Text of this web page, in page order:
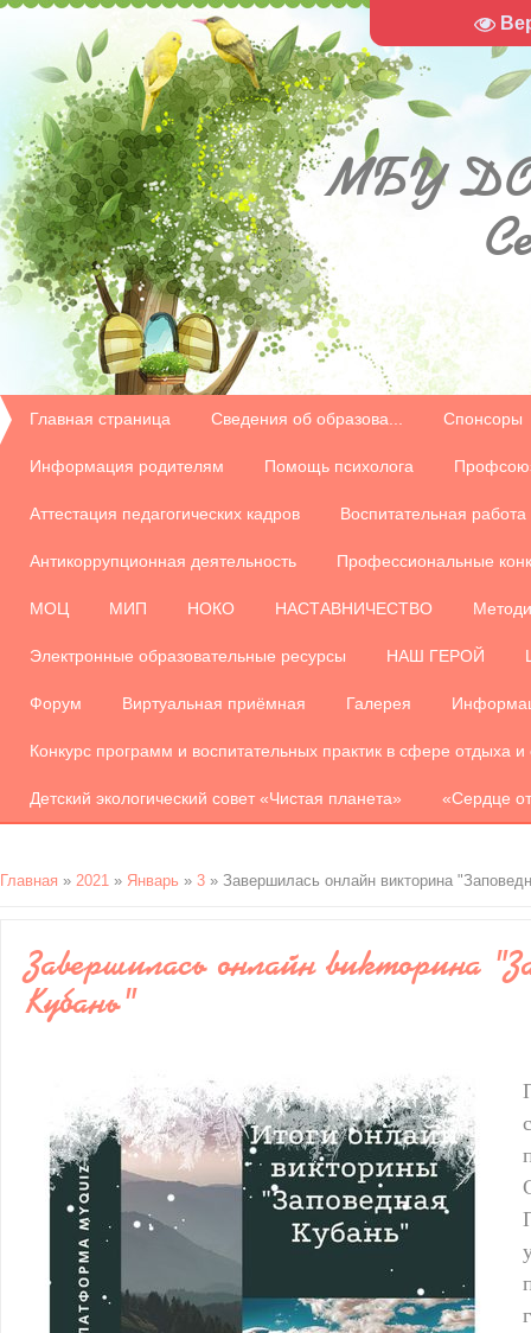
МБУ
Главная страница Сведения об образова... Спонсоры
Информация родителям Помощь психолога
Аттестация педагогических кадров Воспитательная работа
Антикоррупционная деятельность Профессиональные
МОЦ МИП НОКО НАСТАВНИЧЕСТВО
Электронные образовательные ресурсы НАШ ГЕРОЙ
Форум Виртуальная приёмная Галерея
Конкурс программ и воспитательных практик в сфере отдыха
Детский экологический совет «Чистая планета» «Сердце
Главная » 2021 » Январь » 3 » Завершилась онлайн викторина
Завершилась онлайн викторина
Кубань"